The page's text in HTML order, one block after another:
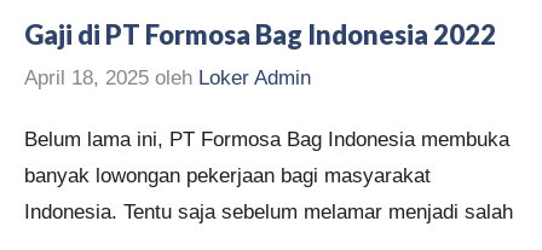
Gaji di PT Formosa Bag Indonesia 2022
April 18, 2025 oleh Loker Admin
Belum lama ini, PT Formosa Bag Indonesia membuka
banyak lowongan pekerjaan bagi masyarakat
Indonesia. Tentu saja sebelum melamar menjadi salah